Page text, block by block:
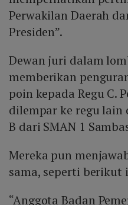
Perwakilan Daerah
Presiden”.
Dewan juri dalam
memberikan
poin kepada Regu C.
dilempar ke regu lain
B dari SMAN 1
Mereka pun
sama, seperti berikut
“Anggota Badan